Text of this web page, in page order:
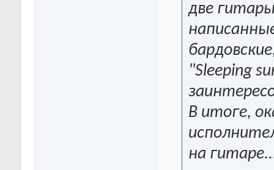
две
"Sleeping
В итоге,
на